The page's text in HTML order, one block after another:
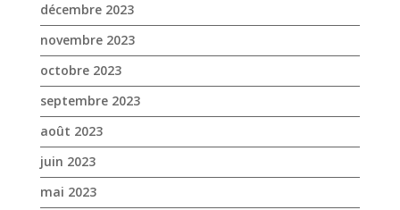
décembre 2023
novembre 2023
octobre 2023
septembre 2023
août 2023
juin 2023
mai 2023